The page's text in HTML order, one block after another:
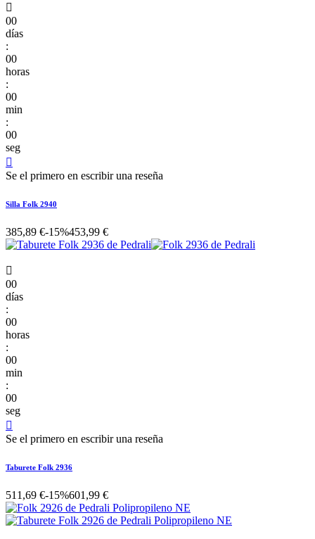

00
días
:
00
horas
:
00
min
:
00
seg

Se el primero en escribir una reseña
Silla Folk 2940
385,89 €-15%453,99 €

00
días
:
00
horas
:
00
min
:
00
seg

Se el primero en escribir una reseña
Taburete Folk 2936
511,69 €-15%601,99 €